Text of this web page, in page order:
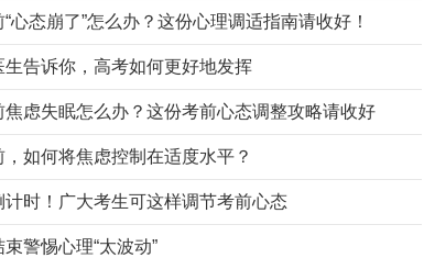
心态崩了”怎么办？这份心理调适指南请收好！
生告诉你，高考如何更好地发挥
焦虑失眠怎么办？这份考前心态调整攻略请收好
，如何将焦虑控制在适度水平？
计时！广大考生可这样调节考前心态
警惕心理“太波动”